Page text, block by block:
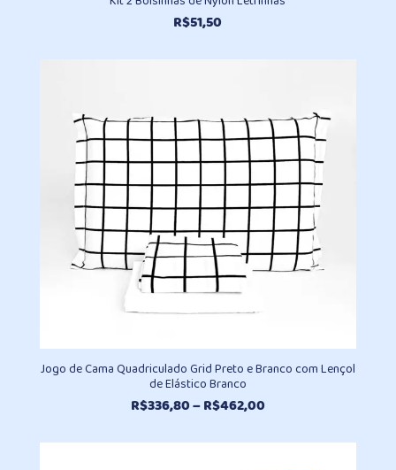
R$51,50
Jogo de Cama Quadriculado Grid Preto e Branco com Lençol
de Elástico Branco
R$336,80–R$462,00Faixa
preço: